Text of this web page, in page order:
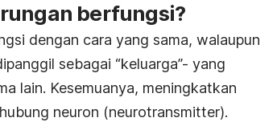
berfungsi?
dengan cara yang sama, walaupun
sebagai “keluarga”- yang
lain. Kesemuanya, meningkatkan
neuron (neurotransmitter).